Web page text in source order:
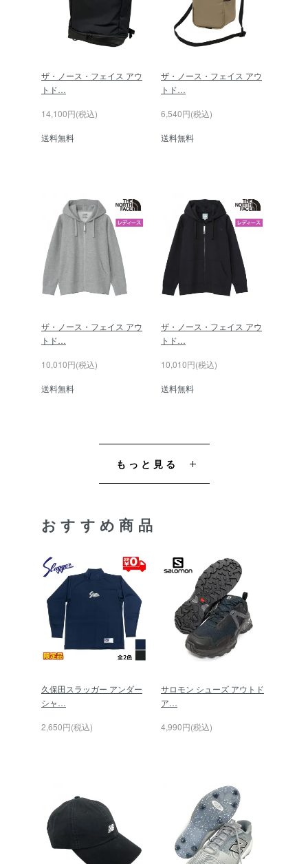
ザ・ノース・フェイス アウ
トド…
14,100円(税込)
送料無料
ザ・ノース・フェイス アウ
トド…
6,540円(税込)
送料無料
ザ・ノース・フェイス アウ
トド…
10,010円(税込)
送料無料
ザ・ノース・フェイス アウ
トド…
10,010円(税込)
送料無料
もっと見る
おすすめ商品
久保田スラッガー アンダー
シャ…
2,650円(税込)
サロモン シューズ アウトド
ア…
4,990円(税込)